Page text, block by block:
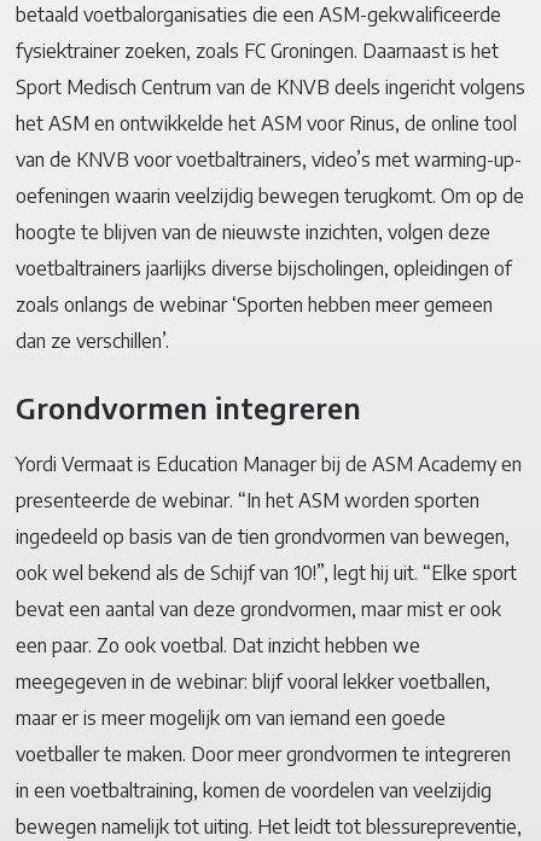
betaald voetbalorganisaties die een ASM-gekwalificeerde
fysiektrainer zoeken, zoals FC Groningen. Daarnaast is het
Sport Medisch Centrum van de KNVB deels ingericht volgens
het ASM en ontwikkelde het ASM voor Rinus, de online tool
van de KNVB voor voetbaltrainers, video’s met warming-up-
oefeningen waarin veelzijdig bewegen terugkomt. Om op de
hoogte te blijven van de nieuwste inzichten, volgen deze
voetbaltrainers jaarlijks diverse bijscholingen, opleidingen of
zoals onlangs de webinar ‘Sporten hebben meer gemeen
dan ze verschillen’.
Grondvormen integreren
Yordi Vermaat is Education Manager bij de ASM Academy en
presenteerde de webinar. “In het ASM worden sporten
ingedeeld op basis van de tien grondvormen van bewegen,
ook wel bekend als de Schijf van 10!”, legt hij uit. “Elke sport
bevat een aantal van deze grondvormen, maar mist er ook
een paar. Zo ook voetbal. Dat inzicht hebben we
meegegeven in de webinar: blijf vooral lekker voetballen,
maar er is meer mogelijk om van iemand een goede
voetballer te maken. Door meer grondvormen te integreren
in een voetbaltraining, komen de voordelen van veelzijdig
bewegen namelijk tot uiting. Het leidt tot blessurepreventie,